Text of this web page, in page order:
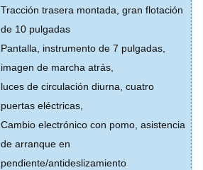
Tracción trasera montada, gran flotación
de 10 pulgadas
Pantalla, instrumento de 7 pulgadas,
imagen de marcha atrás,
luces de circulación diurna, cuatro
puertas eléctricas,
Cambio electrónico con pomo, asistencia
de arranque en
pendiente/antideslizamiento